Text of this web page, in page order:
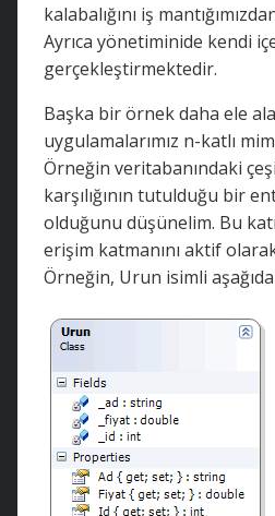
kalabalığını iş
Ayrıca yönetiminide kendi
gerçekleştirmektedir.
Başka bir örnek daha ele
uygulamalarımız n-katlı
Örneğin veritabanındaki
karşılığının tutulduğu bir
olduğunu düşünelim. Bu
erişim katmanını aktif
Örneğin, Urun isimli